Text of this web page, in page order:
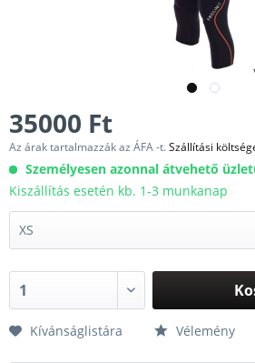
35000 Ft
Az árak tartalmazzák az ÁFA -t.Szállítási
Személyesen azonnal átvehető
Kiszállítás esetén kb. 1-3 munkanap
Kívánságlistára Vélemény